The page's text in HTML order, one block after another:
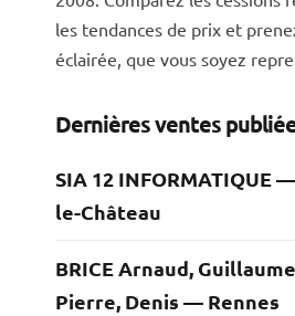
les tendances de prix et
éclairée, que vous soyez
Dernières ventes
SIA 12 INFORMATIQUE
le-Château
BRICE Arnaud,
Pierre, Denis — Rennes